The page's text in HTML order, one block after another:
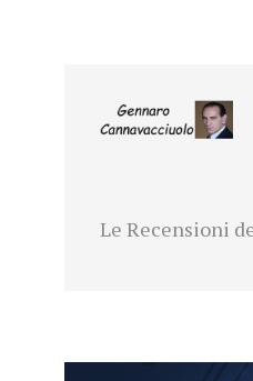
Le Recensioni